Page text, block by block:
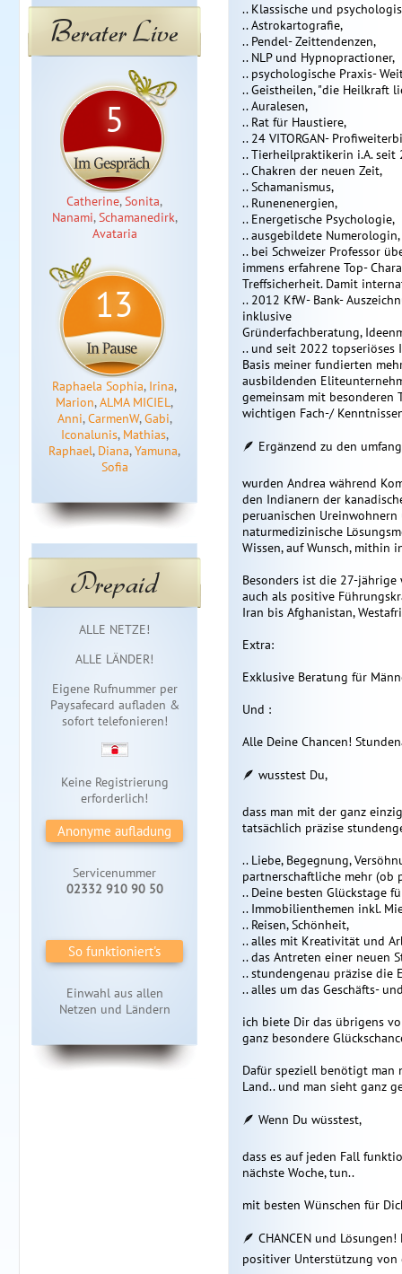
Berater Live
5
Catherine,Sonita,
Nanami,Schamanedirk,
Avataria
13
Raphaela Sophia, Irina,
Marion,ALMA MICIEL,
Anni,CarmenW,Gabi,
Iconalunis, Mathias,
Raphael, Diana,Yamuna,
Sofia
Prepaid
Sofortzugang
ALLE NETZE!
ALLE LÄNDER!
Eigene Rufnummer per
Paysafecard aufladen &
sofort telefonieren!
Keine Registrierung
erforderlich!
Anonyme aufladung
Servicenummer
02332 910 90 50
So funktioniert's
Einwahl aus allen
Netzen und Ländern
.. Klassische und
.. Astrokartografie,
.. Pendel- Zeittendenzen,
.. NLP und Hypnopractioner,
.. psychologische Praxis-
.. Geistheilen, "die Heilkraft
.. Auralesen,
.. Rat für Haustiere,
.. 24 VITORGAN-
.. Tierheilpraktikerin i.A. seit
.. Chakren der neuen Zeit,
.. Schamanismus,
.. Runenenergien,
.. Energetische Psychologie,
.. ausgebildete Numerologin,
.. bei Schweizer Professor
immens erfahrene Top-
Treffsicherheit. Damit
.. 2012 KfW- Bank-
inklusive
Gründerfachberatung,
.. und seit 2022 topseriöses
Basis meiner fundierten
ausbildenden
gemeinsam mit
wichtigen Fach-/
🪶 Ergänzend zu den
wurden Andrea während
den Indianern der
peruanischen
naturmedizinische
Wissen, auf Wunsch, mithin
Besonders ist die 27-
auch als positive
Iran bis Afghanistan,
Extra:
Exklusive Beratung für
Und :
Alle Deine Chancen!
🪶 wusstest Du,
dass man mit der ganz
tatsächlich präzise
.. Liebe, Begegnung,
partnerschaftliche mehr (ob
.. Deine besten Glückstage
.. Immobilienthemen inkl.
.. Reisen, Schönheit,
.. alles mit Kreativität und
.. das Antreten einer neuen
.. stundengenau präzise die
.. alles um das Geschäfts-
ich biete Dir das übrigens
ganz besondere
Dafür speziell benötigt man
Land.. und man sieht ganz
🪶 Wenn Du wüsstest,
dass es auf jeden Fall
nächste Woche, tun..
mit besten Wünschen für
🪶 CHANCEN und
positiver Unterstützung von